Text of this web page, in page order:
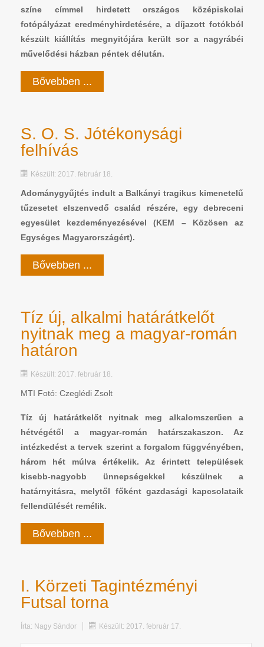
színe címmel hirdetett országos középiskolai
fotópályázat eredményhirdetésére, a díjazott fotókból
készült kiállítás megnyitójára került sor a nagyrábéi
művelődési házban péntek délután.
Bővebben ...
S. O. S. Jótékonysági
felhívás
Készült: 2017. február 18.
Adománygyűjtés indult a Balkányi tragikus kimenetelű
tűzesetet elszenvedő család részére, egy debreceni
egyesület kezdeményezésével (KEM – Közösen az
Egységes Magyarországért).
Bővebben ...
Tíz új, alkalmi határátkelőt
nyitnak meg a magyar-román
határon
Készült: 2017. február 18.
MTI Fotó: Czeglédi Zsolt
Tíz új határátkelőt nyitnak meg alkalomszerűen a
hétvégétől a magyar-román határszakaszon. Az
intézkedést a tervek szerint a forgalom függvényében,
három hét múlva értékelik. Az érintett települések
kisebb-nagyobb ünnepségekkel készülnek a
határnyitásra, melytől főként gazdasági kapcsolataik
fellendülését remélik.
Bővebben ...
I. Körzeti Tagintézményi
Futsal torna
Írta: Nagy Sándor Készült: 2017. február 17.